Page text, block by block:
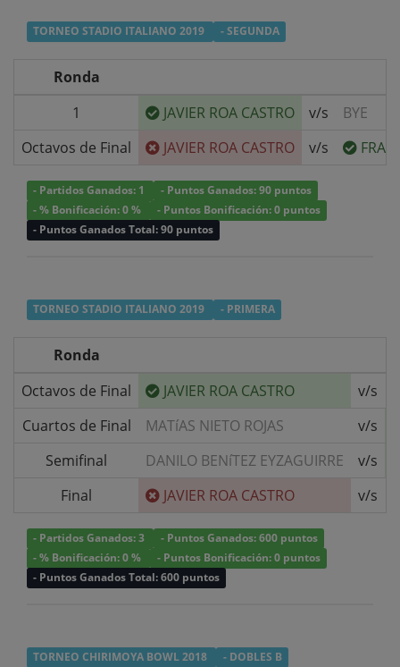
TORNEO STADIO ITALIANO 2019 - SEGUNDA
Ronda
1
JAVIER ROA CASTRO v/s
BYE
Octavos de Final
JAVIER ROA CASTRO v/s
- Partidos Ganados: 1
- Puntos Ganados: 90 puntos
- % Bonificación: 0 %
- Puntos Bonificación: 0 puntos
- Puntos Ganados Total: 90 puntos
TORNEO STADIO ITALIANO 2019 - PRIMERA
Ronda
Octavos de Final
JAVIER ROA CASTRO v/s
Cuartos de Final
MATíAS NIETO ROJAS
v/s
Semifinal
DANILO BENíTEZ EYZAGUIRRE
v/s
Final
JAVIER ROA CASTRO v/s
- Partidos Ganados: 3
- Puntos Ganados: 600 puntos
- % Bonificación: 0 %
- Puntos Bonificación: 0 puntos
- Puntos Ganados Total: 600 puntos
TORNEO CHIRIMOYA BOWL 2018 - DOBLES B